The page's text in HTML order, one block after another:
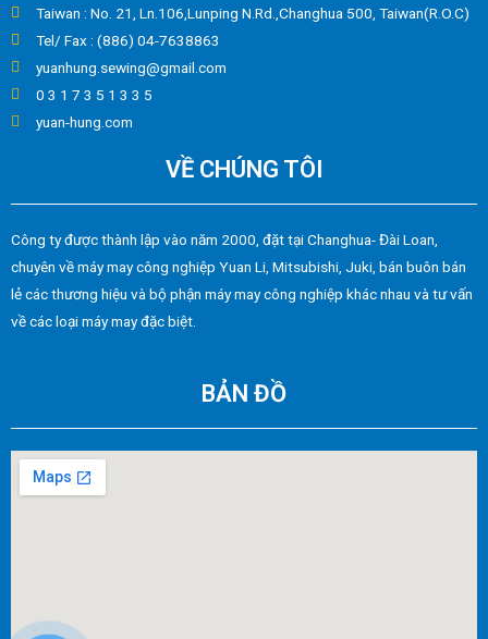
Taiwan : No. 21, Ln.106,Lunping N.Rd.,Changhua 500, Taiwan(R.O.C)
Tel/ Fax : (886) 04-7638863
yuanhung.sewing@gmail.com
0 3 1 7 3 5 1 3 3 5
yuan-hung.com
VỀ CHÚNG TÔI
Công ty được thành lập vào năm 2000, đặt tại Changhua- Đài Loan,
chuyên về máy may công nghiệp Yuan Li, Mitsubishi, Juki, bán buôn bán
lẻ các thương hiệu và bộ phận máy may công nghiệp khác nhau và tư vấn
về các loại máy may đặc biệt.
BẢN ĐỒ